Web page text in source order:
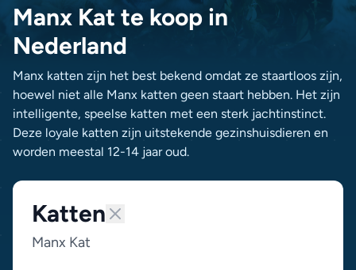
Manx Kat te koop in
Nederland
Manx katten zijn het best bekend omdat ze staartloos zijn,
hoewel niet alle Manx katten geen staart hebben. Het zijn
intelligente, speelse katten met een sterk jachtinstinct.
Deze loyale katten zijn uitstekende gezinshuisdieren en
worden meestal 12-14 jaar oud.
Katten
Manx Kat